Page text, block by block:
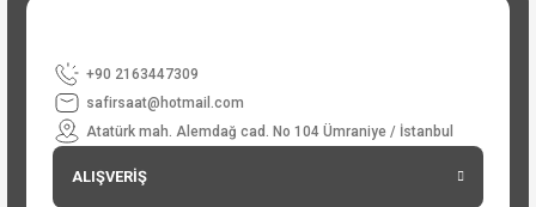
+90 2163447309
safirsaat@hotmail.com
Atatürk mah. Alemdağ cad. No 104 Ümraniye / İstanbul
ALIŞVERİŞ